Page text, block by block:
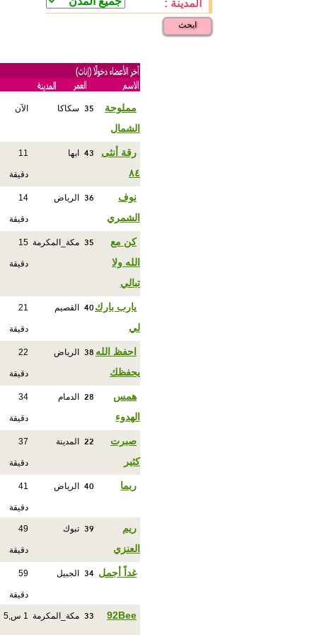
المدينة :
ابحث
مملوحة
الشمال
35 سكاكا الآن
رقة أنثى
٨٤
43 ابها 11
دقيقة
نوف
الشمري
36 الرياض 14
دقيقة
كن مع
الله ولا
تبالي
35 مكة_المكرمة 15
دقيقة
يارب بارك
لي
40 القصيم 21
دقيقة
احفظ الله
يحفظك
38 الرياض 22
دقيقة
همس
الهدوء
28 الدمام 34
دقيقة
صبرت
كثير
22 المدينة 37
دقيقة
ربما 40 الرياض 41
دقيقة
ريم
العنزي
39 تبوك 49
دقيقة
غداً أجمل 34 الجبيل 59
دقيقة
92Bee
33 مكة_المكرمة 1 س,5